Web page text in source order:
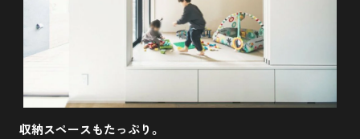
収納スペースもたっぷり。